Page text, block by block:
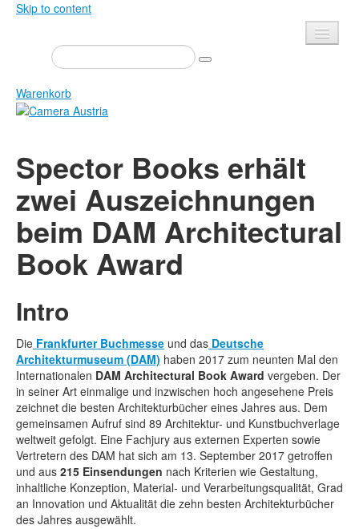
Skip to content
Presse
Veranstaltungen
Newsletter
Über uns
Ausschreibungen
Shop
Datenschutz
Warenkorb
Zeitschrift
Ausstellungen
Bücher
Edition
Bibliothek
Camera Austria Preis
Rechtliche Informationen
Spector Books erhält
zwei Auszeichnungen
beim DAM Architectural
Book Award
Intro
Die Frankfurter Buchmesse und das Deutsche
Architekturmuseum (DAM) haben 2017 zum neunten Mal den
Internationalen DAM Architectural Book Award vergeben. Der
in seiner Art einmalige und inzwischen hoch angesehene Preis
zeichnet die besten Architekturbücher eines Jahres aus. Dem
gemeinsamen Aufruf sind 89 Architektur- und Kunstbuchverlage
weltweit gefolgt. Eine Fachjury aus externen Experten sowie
Vertretern des DAM hat sich am 13. September 2017 getroffen
und aus 215 Einsendungen nach Kriterien wie Gestaltung,
inhaltliche Konzeption, Material- und Verarbeitungsqualität, Grad
an Innovation und Aktualität die zehn besten Architekturbücher
des Jahres ausgewählt.